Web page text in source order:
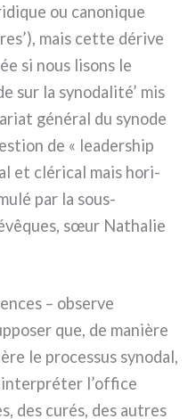
ou cano­ni­que
mais cet­te déri­ve
si nous lisons le
sur la syno­da­li­té’ mis
géné­ral du syno­de
de « lea­der­ship
et clé­ri­cal mais hori­
par la sous-
sœur Nathalie
– obser­ve
que, de maniè­re
le pro­ces­sus syno­dal,
l’office
des curés, des autres